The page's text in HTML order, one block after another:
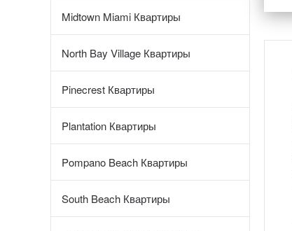
Midtown Miami Квартиры
North Bay Village Квартиры
Pinecrest Квартиры
Plantation Квартиры
Pompano Beach Квартиры
South Beach Квартиры